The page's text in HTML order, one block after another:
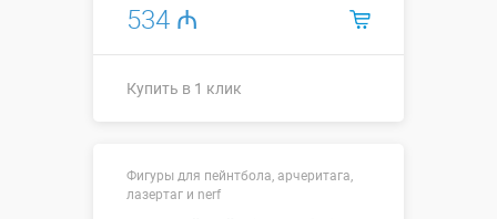
534 ₼
Купить в 1 клик
Больше деталей →
Фигуры для пейнтбола, арчеритага,
лазертаг и nerf